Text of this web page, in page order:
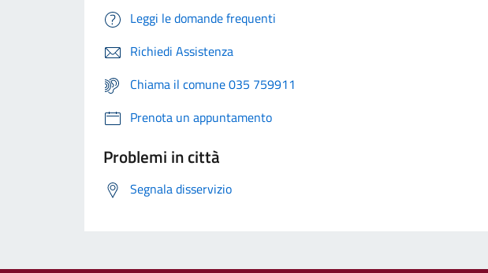
Leggi le domande frequenti
Richiedi Assistenza
Chiama il comune 035 759911
Prenota un appuntamento
Problemi in città
Segnala disservizio